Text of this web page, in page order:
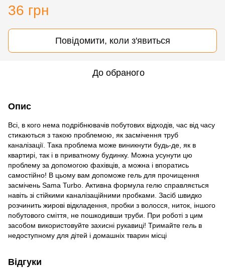
36 грн
Повідомити, коли з'явиться
До обраного
Опис
Всі, в кого нема подрібнювачів побутових відходів, час від часу
стикаються з такою проблемою, як засмічення труб
каналізації. Така проблема може виникнути будь-де, як в
квартирі, так і в приватному будинку. Можна усунути цю
проблему за допомогою фахівців, а можна і впоратись
самостійно! В цьому вам допоможе гель для прочищення
засмічень Sama Turbo. Активна формула гелю справляється
навіть зі стійкими каналізаційними пробками. Засіб швидко
розчинить жирові відкладення, пробки з волосся, ниток, іншого
побутового сміття, не пошкодивши труби. При роботі з цим
засобом використовуйте захисні рукавиці! Тримайте гель в
недоступному для дітей і домашніх тварин місці
Відгуки